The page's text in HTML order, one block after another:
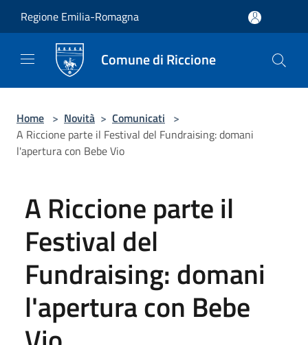
Regione Emilia-Romagna
Comune di Riccione
Home > Novità > Comunicati >
A Riccione parte il Festival del Fundraising: domani
l'apertura con Bebe Vio
A Riccione parte il
Festival del
Fundraising: domani
l'apertura con Bebe